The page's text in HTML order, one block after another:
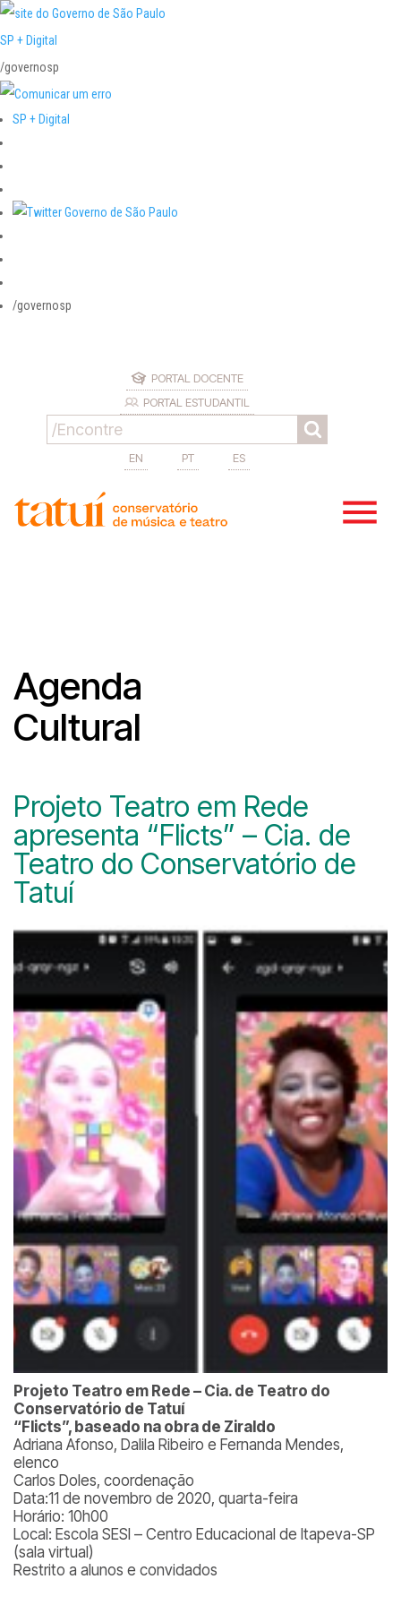
SP + Digital
/governosp
SP + Digital
/governosp
PORTAL DOCENTE
PORTAL ESTUDANTIL
EN PT ES
Agenda
Cultural
Projeto Teatro em Rede
apresenta “Flicts” – Cia. de
Teatro do Conservatório de
Tatuí
Projeto Teatro em Rede – Cia. de Teatro do
Conservatório de Tatuí
“Flicts”, baseado na obra de Ziraldo
Adriana Afonso, Dalila Ribeiro e Fernanda Mendes,
elenco
Carlos Doles, coordenação
Data:11 de novembro de 2020, quarta-feira
Horário: 10h00
Local: Escola SESI – Centro Educacional de Itapeva-SP
(sala virtual)
Restrito a alunos e convidados